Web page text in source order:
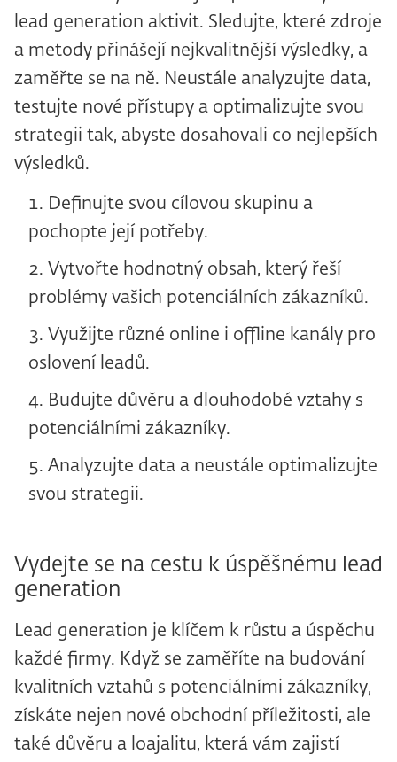
lead generation aktivit. Sledujte, které zdroje
a metody přinášejí nejkvalitnější výsledky, a
zaměřte se na ně. Neustále analyzujte data,
testujte nové přístupy a optimalizujte svou
strategii tak, abyste dosahovali co nejlepších
výsledků.
Definujte svou cílovou skupinu a
pochopte její potřeby.
Vytvořte hodnotný obsah, který řeší
problémy vašich potenciálních zákazníků.
Využijte různé online i offline kanály pro
oslovení leadů.
Budujte důvěru a dlouhodobé vztahy s
potenciálními zákazníky.
Analyzujte data a neustále optimalizujte
svou strategii.
Vydejte se na cestu k úspěšnému lead
generation
Lead generation je klíčem k růstu a úspěchu
každé firmy. Když se zaměříte na budování
kvalitních vztahů s potenciálními zákazníky,
získáte nejen nové obchodní příležitosti, ale
také důvěru a loajalitu, která vám zajistí